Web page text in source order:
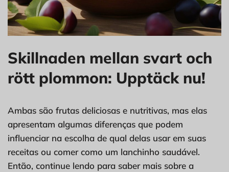
Skillnaden mellan svart och
rött plommon: Upptäck nu!
Ambas são frutas deliciosas e nutritivas, mas elas
apresentam algumas diferenças que podem
influenciar na escolha de qual delas usar em suas
receitas ou comer como um lanchinho saudável.
Então, continue lendo para saber mais sobre a